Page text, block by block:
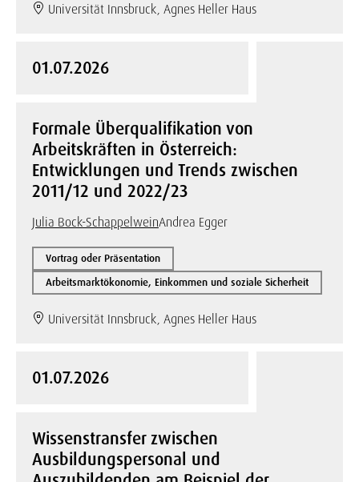
Universität Innsbruck, Agnes Heller Haus
01.07.2026
Formale Überqualifikation von
Arbeitskräften in Österreich:
Entwicklungen und Trends zwischen
2011/12 und 2022/23
Julia Bock-SchappelweinAndrea Egger
Vortrag oder Präsentation
Arbeitsmarktökonomie, Einkommen und soziale Sicherheit
Universität Innsbruck, Agnes Heller Haus
01.07.2026
Wissenstransfer zwischen
Ausbildungspersonal und